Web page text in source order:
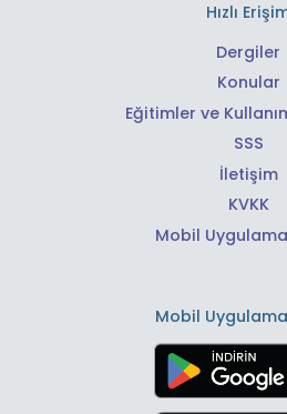
Hızlı
Dergiler
Konular
Eğitimler ve
SSS
İletişim
KVKK
Mobil
Mobil